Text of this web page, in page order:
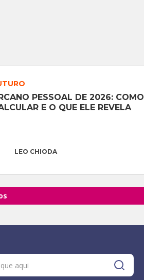
PESSOAL DE 2026: COMO
E O QUE ELE REVELA
LEO CHIODA